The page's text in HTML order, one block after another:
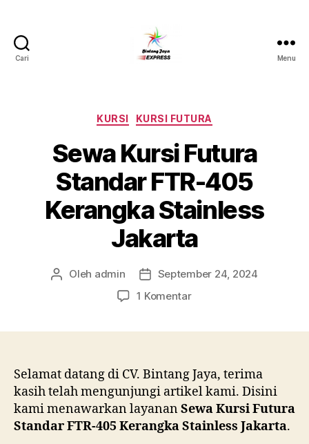
Cari
Pesta
Jabodetabek,Tlp.0878-
7350-
8787
Menu
Kategori
KURSI KURSI FUTURA
Sewa Kursi Futura
Standar FTR-405
Kerangka Stainless
Jakarta
Penulis
Oleh admin
Tanggal
artikel
September 24, 2024
1 Komentarpada
FTR-
405
Kerangka
Stainless
Jakarta
Selamat datang di CV. Bintang Jaya, terima
kasih telah mengunjungi artikel kami. Disini
kami menawarkan layananSewa Kursi Futura
Standar FTR-405 Kerangka Stainless Jakarta.